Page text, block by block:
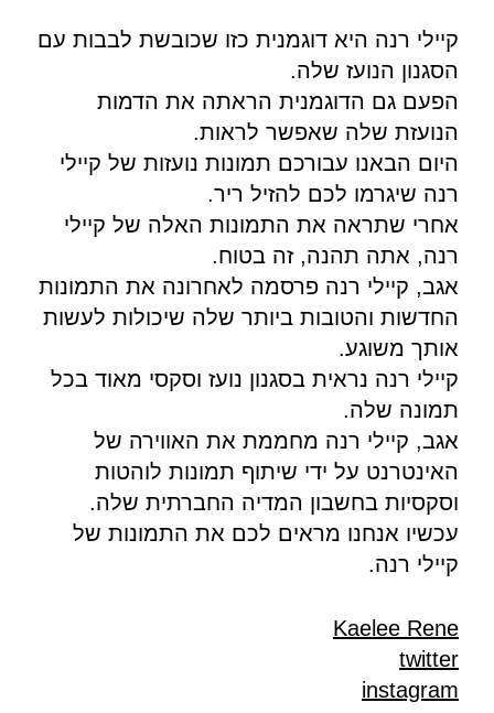
קיילי רנה היא דוגמנית כזו שכובשת לבבות עם
הסגנון הנועז שלה.
הפעם גם הדוגמנית הראתה את הדמות
הנועזת שלה שאפשר לראות.
היום הבאנו עבורכם תמונות נועזות של קיילי
רנה שיגרמו לכם להזיל ריר.
אחרי שתראה את התמונות האלה של קיילי
רנה, אתה תהנה, זה בטוח.
אגב, קיילי רנה פרסמה לאחרונה את התמונות
החדשות והטובות ביותר שלה שיכולות לעשות
אותך משוגע.
קיילי רנה נראית בסגנון נועז וסקסי מאוד בכל
תמונה שלה.
אגב, קיילי רנה מחממת את האווירה של
האינטרנט על ידי שיתוף תמונות לוהטות
וסקסיות בחשבון המדיה החברתית שלה.
עכשיו אנחנו מראים לכם את התמונות של
קיילי רנה.
Kaelee Rene
twitter
instagram